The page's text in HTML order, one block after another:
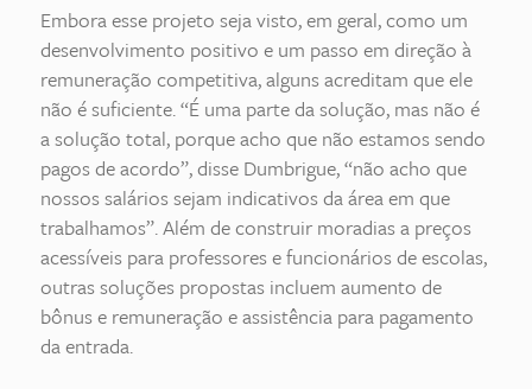
Embora esse projeto seja visto, em geral, como um
desenvolvimento positivo e um passo em direção à
remuneração competitiva, alguns acreditam que ele
não é suficiente. “É uma parte da solução, mas não é
a solução total, porque acho que não estamos sendo
pagos de acordo”, disse Dumbrigue, “não acho que
nossos salários sejam indicativos da área em que
trabalhamos”. Além de construir moradias a preços
acessíveis para professores e funcionários de escolas,
outras soluções propostas incluem aumento de
bônus e remuneração e assistência para pagamento
da entrada.